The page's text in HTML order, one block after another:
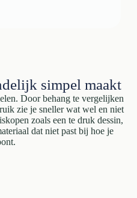
simpel maakt
Door behang te vergelijken
zie je sneller wat wel en niet
zoals een te druk dessin,
dat niet past bij hoe je